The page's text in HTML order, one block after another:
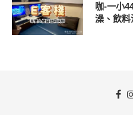
咖-一小
澡、飲料